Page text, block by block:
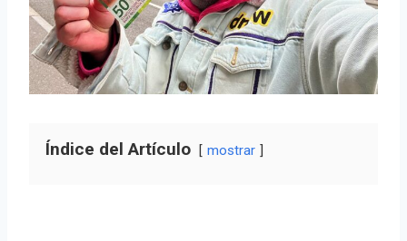
Índice del Artículo mostrar